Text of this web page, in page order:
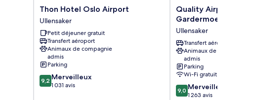
Thon
Hotel
Oslo
Airport
Ullensaker
Thon Hotel Oslo Airport
Ullensaker
Petit déjeuner gratuit
Transfert aéroport
Animaux de compagnie
admis
Parking
9.2
sur
9,2 Merveilleux
1 031 avis
Quality
Airport
Gardermoen
Ullensaker
Quality Airport
Gardermoen
Ullensaker
Transfert aéroport
Animaux de compagnie
admis
Parking
Wi-Fi gratuit
9.0
sur
9,0 Merveilleux
1 263 avis